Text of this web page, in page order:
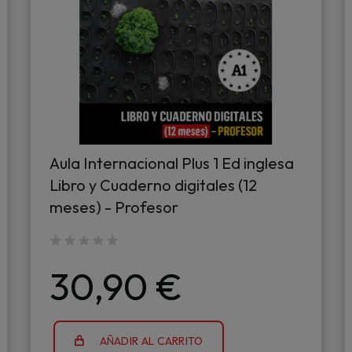
Aula Internacional Plus 1 Ed inglesa
Libro y Cuaderno digitales (12
meses) - Profesor
30,90 €
AÑADIR AL CARRITO